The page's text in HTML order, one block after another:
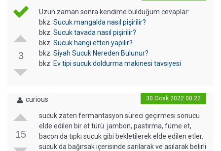
3
Uzun zaman sonra kendime bulduğum cevaplar:
bkz: Sucuk mangalda nasıl pişirilir?
bkz: Sucuk tavada nasıl pişirilir?
bkz: Sucuk hangi etten yapılır?
bkz: Siyah Sucuk Nereden Bulunur?
bkz: Ev tipi sucuk doldurma makinesi tavsiyesi
curious 30 Ocak 2022 00:22
15
sucuk zaten fermantasyon süreci geçirmesi sonucu
elde edilen bir et türü. jambon, pastırma, füme et,
bacon da tıpkı sucuk gibi bekletilerek elde edilen etler.
sucuk da bağırsak içerisinde sarılarak ve asılarak belirli